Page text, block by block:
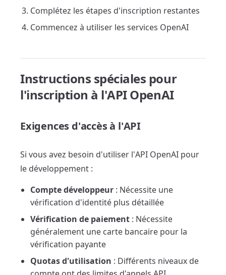
Complétez les étapes d'inscription restantes
Commencez à utiliser les services OpenAI
Instructions spéciales pour
l'inscription à l'API OpenAI
Exigences d'accès à l'API
Si vous avez besoin d'utiliser l'API OpenAI pour
le développement :
Compte développeur : Nécessite une
vérification d'identité plus détaillée
Vérification de paiement : Nécessite
généralement une carte bancaire pour la
vérification payante
Quotas d'utilisation : Différents niveaux de